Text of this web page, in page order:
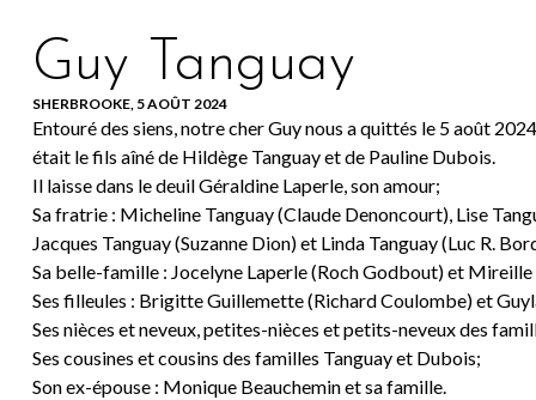
Guy Tanguay
SHERBROOKE, 5 AOÛT 2024
Entouré des siens, notre cher Guy nous a quittés le 5 août
était le fils aîné de Hildège Tanguay et de Pauline Dubois.
Il laisse dans le deuil Géraldine Laperle, son amour;
Sa fratrie : Micheline Tanguay (Claude Denoncourt), Lise
Jacques Tanguay (Suzanne Dion) et Linda Tanguay (Luc R.
Sa belle-famille : Jocelyne Laperle (Roch Godbout) et Mireille
Ses filleules : Brigitte Guillemette (Richard Coulombe) et
Ses nièces et neveux, petites-nièces et petits-neveux des
Ses cousines et cousins des familles Tanguay et Dubois;
Son ex-épouse : Monique Beauchemin et sa famille.